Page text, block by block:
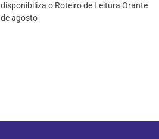
disponibiliza o Roteiro de Leitura Orante
de agosto